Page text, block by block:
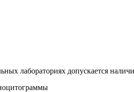
лабораториях допускается